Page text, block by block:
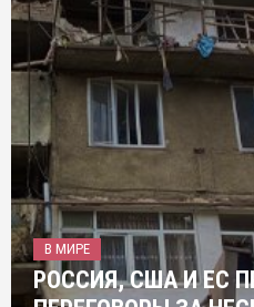
В МИРЕ
РОССИЯ, США И ЕС